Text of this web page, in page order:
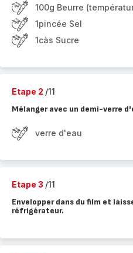
100g Beurre
1pincée Sel
1càs Sucre
Etape 2 /11
Mélanger avec un demi-verre
verre d'eau
Etape 3 /11
Envelopper dans du film et
réfrigérateur.